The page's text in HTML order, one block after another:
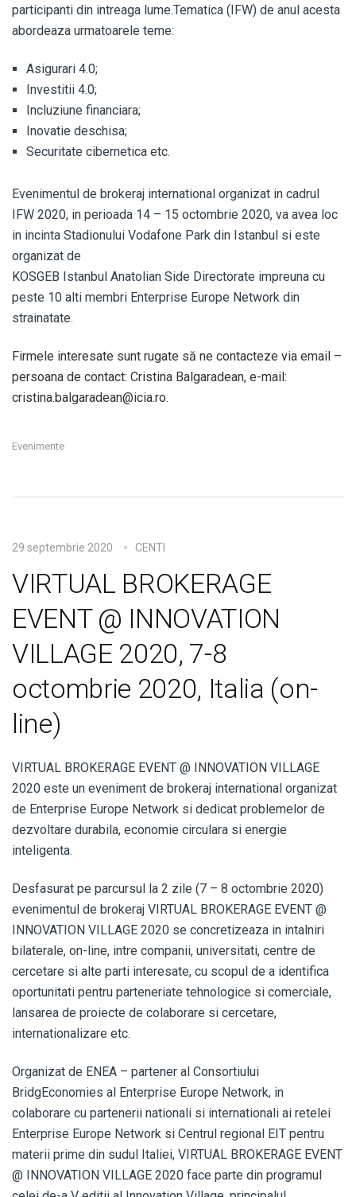
participanti din intreaga lume.Tematica (IFW) de anul acesta
abordeaza urmatoarele teme:
Asigurari 4.0;
Investitii 4.0;
Incluziune financiara;
Inovatie deschisa;
Securitate cibernetica etc.
Evenimentul de brokeraj international organizat in cadrul
IFW 2020, in perioada 14 – 15 octombrie 2020, va avea loc
in incinta Stadionului Vodafone Park din Istanbul si este
organizat de
KOSGEB Istanbul Anatolian Side Directorate impreuna cu
peste 10 alti membri Enterprise Europe Network din
strainatate.
Firmele interesate sunt rugate să ne contacteze via email –
persoana de contact: Cristina Balgaradean, e-mail:
cristina.balgaradean@icia.ro.
Evenimente
29 septembrie 2020 CENTI
VIRTUAL BROKERAGE
EVENT @ INNOVATION
VILLAGE 2020, 7-8
octombrie 2020, Italia (on-
line)
VIRTUAL BROKERAGE EVENT @ INNOVATION VILLAGE
2020 este un eveniment de brokeraj international organizat
de Enterprise Europe Network si dedicat problemelor de
dezvoltare durabila, economie circulara si energie
inteligenta.
Desfasurat pe parcursul la 2 zile (7 – 8 octombrie 2020)
evenimentul de brokeraj VIRTUAL BROKERAGE EVENT @
INNOVATION VILLAGE 2020 se concretizeaza in intalniri
bilaterale, on-line, intre companii, universitati, centre de
cercetare si alte parti interesate, cu scopul de a identifica
oportunitati pentru parteneriate tehnologice si comerciale,
lansarea de proiecte de colaborare si cercetare,
internationalizare etc.
Organizat de ENEA – partener al Consortiului
BridgEconomies al Enterprise Europe Network, in
colaborare cu partenerii nationali si internationali ai retelei
Enterprise Europe Network si Centrul regional EIT pentru
materii prime din sudul Italiei, VIRTUAL BROKERAGE EVENT
@ INNOVATION VILLAGE 2020 face parte din programul